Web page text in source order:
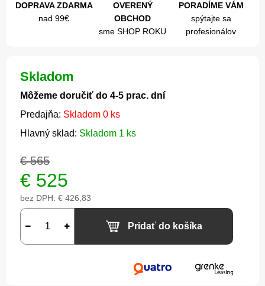
DOPRAVA ZDARMA
nad 99€
OVERENÝ
OBCHOD
sme SHOP ROKU
PORADÍME VÁM
spýtajte sa
profesionálov
Skladom
Môžeme doručiť do 4-5 prac. dní
Predajňa: Skladom 0 ks
Hlavný sklad: Skladom 1 ks
€ 565
€ 525
bez DPH: € 426,83
Pridať do košíka